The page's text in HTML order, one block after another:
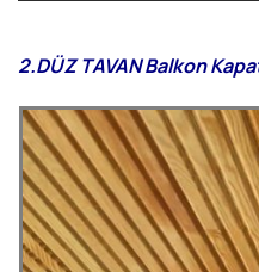
2.DÜZ TAVAN Balkon